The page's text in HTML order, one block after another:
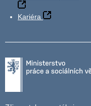
Kariéra